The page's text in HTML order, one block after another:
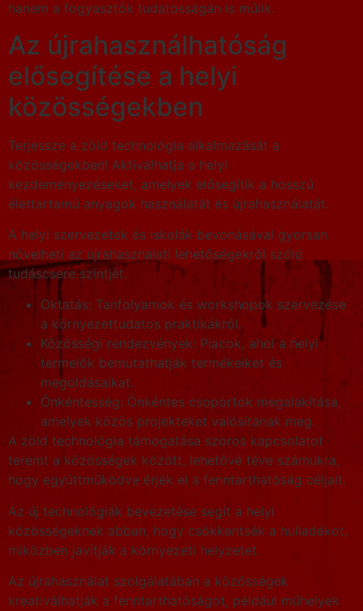
hanem a fogyasztók tudatosságán is múlik.
Az újrahasználhatóság
elősegítése a helyi
közösségekben
Terjessze a zöld technológia alkalmazását a
közösségekben! Aktiválhatja a helyi
kezdeményezéseket, amelyek elősegítik a hosszú
élettartamú anyagok használatát és újrahasználatát.
A helyi szervezetek és iskolák bevonásával gyorsan
növelheti az újrahasználati lehetőségekről szóló
tudáscsere szintjét.
Oktatás: Tanfolyamok és workshopok szervezése
a környezettudatos praktikákról.
Közösségi rendezvények: Piacok, ahol a helyi
termelők bemutathatják termékeiket és
megoldásaikat.
Önkéntesség: Önkéntes csoportok megalakítása,
amelyek közös projekteket valósítanak meg.
A zöld technológia támogatása szoros kapcsolatot
teremt a közösségek között, lehetővé téve számukra,
hogy együttműködve érjék el a fenntarthatóság céljait.
Az új technológiák bevezetése segít a helyi
közösségeknek abban, hogy csökkentsék a hulladékot,
miközben javítják a környezeti helyzetet.
Az újrahasználat szolgálatában a közösségek
kreativálhatják a fenntarthatóságot, például műhelyek